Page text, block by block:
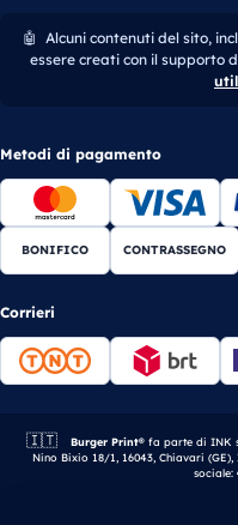
🤖 Alcuni contenuti del sito,
essere creati con il supporto
Metodi di pagamento
BONIFICO CONTRASSEGNO
Corrieri
🇮🇹 Azienda italiana.
Burger Print® fa parte di INK
Nino Bixio 18/1, 16043, Chiavari (GE),
sociale: